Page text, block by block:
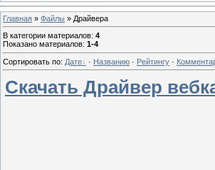
Главная » Файлы » Драйвера
В категории материалов: 4
Показано материалов: 1-4
Сортировать по: Дате · Названию · Рейтингу ·
Скачать Драйвер